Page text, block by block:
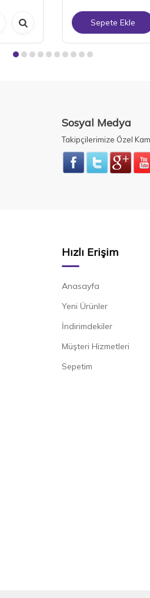
Sepete Ekle
Sosyal Medya
Takipçilerimize Özel
Hızlı Erişim
Anasayfa
Yeni Ürünler
İndirimdekiler
Müşteri Hizmetleri
Sepetim